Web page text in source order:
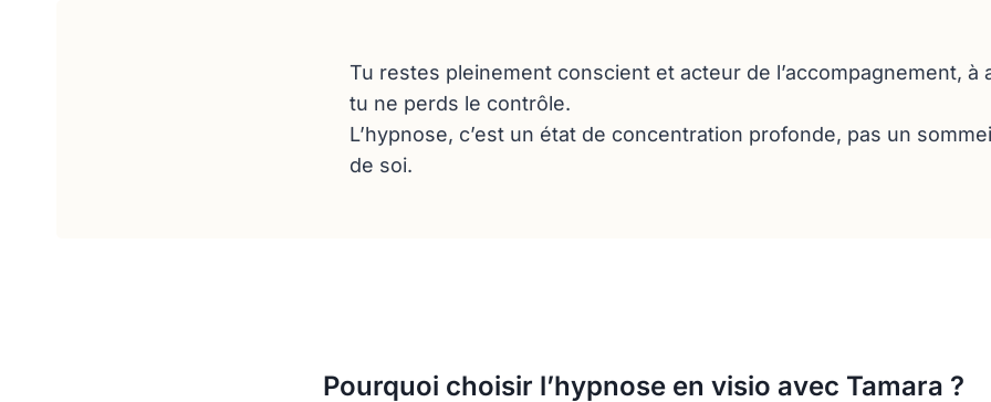
Tu restes pleinement conscient et acteur de l’accompagnement, à
tu ne perds le contrôle.
L’hypnose, c’est un état de concentration profonde, pas un
de soi.
Pourquoi choisir l’hypnose en visio avec Tamara ?